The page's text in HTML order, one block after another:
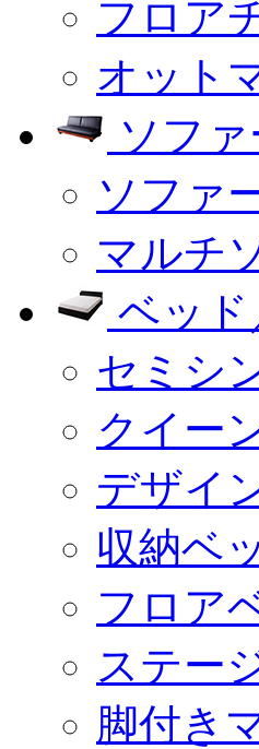
フロア
オット
ソフ
ソファ
マルチ
ベッド
セミシ
クイー
デザイ
収納ベ
フロア
ステー
脚付き